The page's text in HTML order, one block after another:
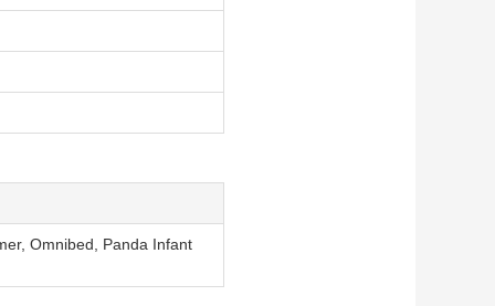
Omnibed, Panda Infant